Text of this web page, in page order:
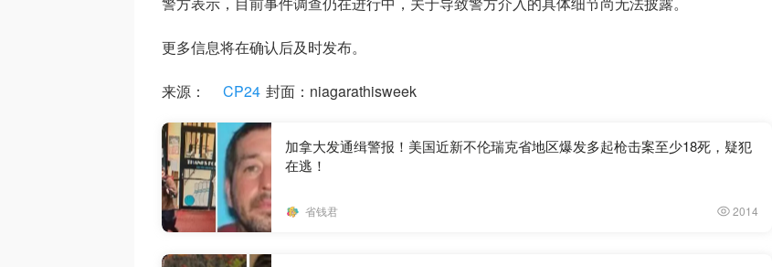
更多信息将在确认后及时发布。
来源： CP24 封面：niagarathisweek
加拿大发通缉警报！美国近新不伦瑞克省地区爆发多起枪击案至少18死，疑犯
在逃！
省钱君 2014